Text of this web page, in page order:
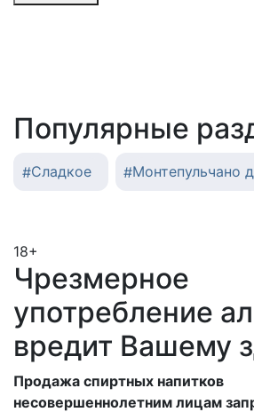
Популярные
#Сладкое #Монтепульчано
18+
Чрезмерное
употребление
вредит Вашему
Продажа спиртных напитков
несовершеннолетним лицам